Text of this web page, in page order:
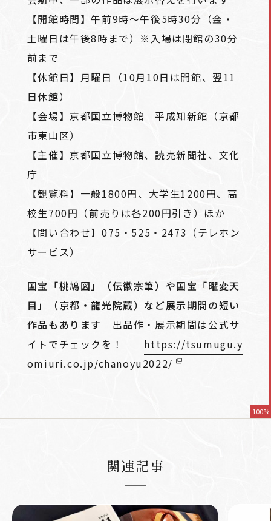
【開館時間】午前9時～午後5時30分（金・
土曜日は午後8時まで）※入場は閉館の30分
前まで
【休館日】月曜日（10月10日は開館、翌11
日休館）
【会場】京都国立博物館 平成知新館（京都
市東山区）
【主催】京都国立博物館、読売新聞社、文化
庁
【観覧料】一般1800円、大学生1200円、高
校生700円（前売りは各200円引き）ほか
【問い合わせ】075・525・2473（テレホン
サービス）
国宝「桃鳩図」（伝徽宗筆）や国宝「曜変天
目」（京都・龍光院蔵）など展示期間の短い
作品もあります
出品作・展示期間は公式サ
イトでチェックを！ https://tsumugu.y
omiuri.co.jp/chanoyu2022/
100%
関連記事